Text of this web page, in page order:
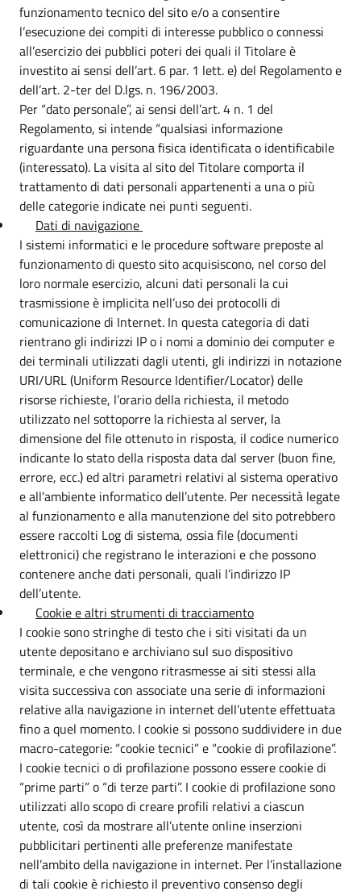
funzionamento tecnico del sito e/o a consentire
l’esecuzione dei compiti di interesse pubblico o connessi
all’esercizio dei pubblici poteri dei quali il Titolare è
investito ai sensi dell’art. 6 par. 1 lett. e) del Regolamento e
dell’art. 2-ter del D.lgs. n. 196/2003.
Per “dato personale”, ai sensi dell’art. 4 n. 1 del
Regolamento, si intende “qualsiasi informazione
riguardante una persona fisica identificata o identificabile
(interessato). La visita al sito del Titolare comporta il
trattamento di dati personali appartenenti a una o più
delle categorie indicate nei punti seguenti.
Dati di navigazione
I sistemi informatici e le procedure software preposte al
funzionamento di questo sito acquisiscono, nel corso del
loro normale esercizio, alcuni dati personali la cui
trasmissione è implicita nell’uso dei protocolli di
comunicazione di Internet. In questa categoria di dati
rientrano gli indirizzi IP o i nomi a dominio dei computer e
dei terminali utilizzati dagli utenti, gli indirizzi in notazione
URI/URL (Uniform Resource Identifier/Locator) delle
risorse richieste, l’orario della richiesta, il metodo
utilizzato nel sottoporre la richiesta al server, la
dimensione del file ottenuto in risposta, il codice numerico
indicante lo stato della risposta data dal server (buon fine,
errore, ecc.) ed altri parametri relativi al sistema operativo
e all’ambiente informatico dell’utente. Per necessità legate
al funzionamento e alla manutenzione del sito potrebbero
essere raccolti Log di sistema, ossia file (documenti
elettronici) che registrano le interazioni e che possono
contenere anche dati personali, quali l’indirizzo IP
dell’utente.
Cookie e altri strumenti di tracciamento
I cookie sono stringhe di testo che i siti visitati da un
utente depositano e archiviano sul suo dispositivo
terminale, e che vengono ritrasmesse ai siti stessi alla
visita successiva con associate una serie di informazioni
relative alla navigazione in internet dell’utente effettuata
fino a quel momento. I cookie si possono suddividere in due
macro-categorie: “cookie tecnici” e “cookie di profilazione”.
I cookie tecnici o di profilazione possono essere cookie di
“prime parti” o “di terze parti”. I cookie di profilazione sono
utilizzati allo scopo di creare profili relativi a ciascun
utente, così da mostrare all’utente online inserzioni
pubblicitari pertinenti alle preferenze manifestate
nell’ambito della navigazione in internet. Per l’installazione
di tali cookie è richiesto il preventivo consenso degli